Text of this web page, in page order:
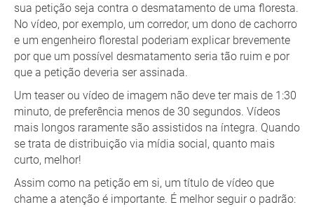
sua petição seja contra o desmatamento de uma floresta.
No vídeo, por exemplo, um corredor, um dono de cachorro
e um engenheiro florestal poderiam explicar brevemente
por que um possível desmatamento seria tão ruim e por
que a petição deveria ser assinada.
Um teaser ou vídeo de imagem não deve ter mais de 1:30
minuto, de preferência menos de 30 segundos. Vídeos
mais longos raramente são assistidos na íntegra. Quando
se trata de distribuição via mídia social, quanto mais
curto, melhor!
Assim como na petição em si, um título de vídeo que
chame a atenção é importante. É melhor seguir o padrão: